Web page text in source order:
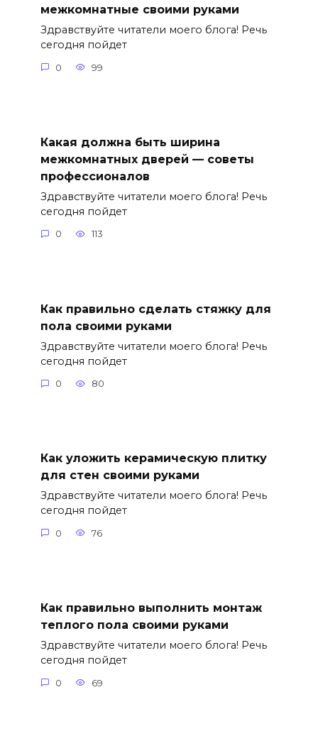
межкомнатные своими руками
Здравствуйте читатели моего блога! Речь
сегодня пойдет
0 99
Какая должна быть ширина
межкомнатных дверей — советы
профессионалов
Здравствуйте читатели моего блога! Речь
сегодня пойдет
0 113
Как правильно сделать стяжку для
пола своими руками
Здравствуйте читатели моего блога! Речь
сегодня пойдет
0 80
Как уложить керамическую плитку
для стен своими руками
Здравствуйте читатели моего блога! Речь
сегодня пойдет
0 76
Как правильно выполнить монтаж
теплого пола своими руками
Здравствуйте читатели моего блога! Речь
сегодня пойдет
0 69